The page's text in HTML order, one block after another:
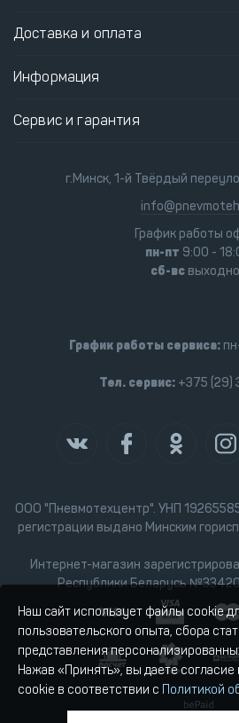
Доставка и оплата
Информация
Сервис и гарантия
ООО "Пневмотехцентр". УНП
регистрации выдано Минским
Интернет-магазин
Республики Беларусь
г.Минск, 1-й Твёрдый
График работы
пн-пт 9:00 -
сб-вс
График работы сервиса:
Тел. сервис:+375 (29)
Наш сайт использует файлы cookie
пользовательского опыта, сбора
представления
Нажав «Принять», вы даете
cookie в соответствии с Политикой